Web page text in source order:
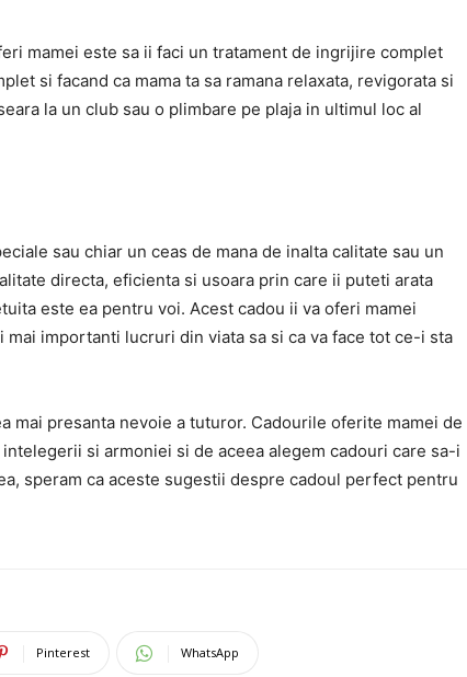
mamei este sa ii faci un tratament de ingrijire complet
si facand ca mama ta sa ramana relaxata, revigorata si
la un club sau o plimbare pe plaja in ultimul loc al
sau chiar un ceas de mana de inalta calitate sau un
directa, eficienta si usoara prin care ii puteti arata
este ea pentru voi. Acest cadou ii va oferi mamei
importanti lucruri din viata sa si ca va face tot ce-i sta
mai presanta nevoie a tuturor. Cadourile oferite mamei de
si armoniei si de aceea alegem cadouri care sa-i
speram ca aceste sugestii despre cadoul perfect pentru
Pinterest WhatsApp